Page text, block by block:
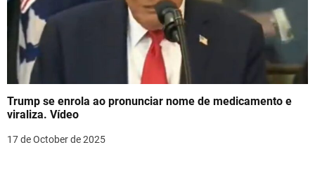
Trump se enrola ao pronunciar nome de medicamento e
viraliza. Vídeo
17 de October de 2025